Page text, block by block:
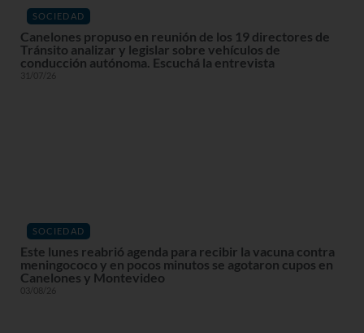
SOCIEDAD
Canelones propuso en reunión de los 19 directores de
Tránsito analizar y legislar sobre vehículos de
conducción autónoma. Escuchá la entrevista
31/07/26
SOCIEDAD
Este lunes reabrió agenda para recibir la vacuna contra
meningococo y en pocos minutos se agotaron cupos en
Canelones y Montevideo
03/08/26